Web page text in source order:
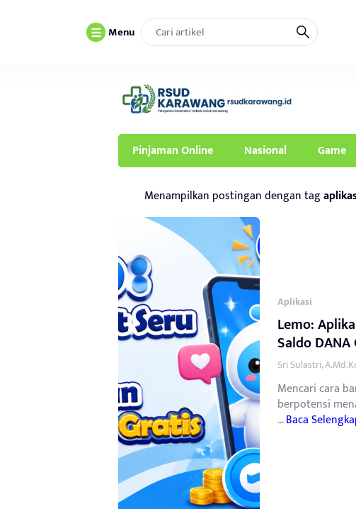
Menu
Pinjaman Online Nasional Game
Menampilkan postingan dengan tag
Aplikasi
Lemo:
Saldo
Sri Sulastri,
Mencari cara
berpotensi
...Baca